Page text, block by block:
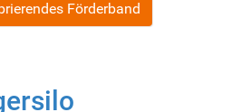
Förderband